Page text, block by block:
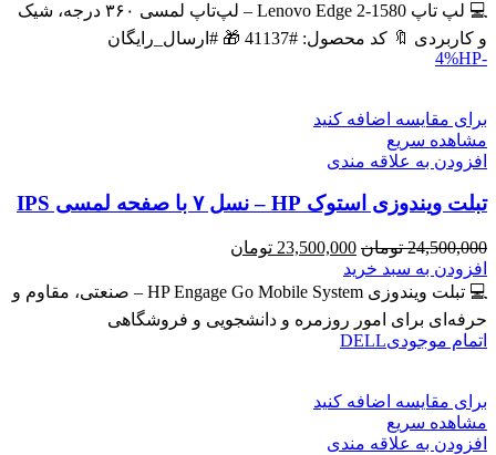
43,600,000 تومان
39,900,000 تومان
است.
💻 لپ تاپ Lenovo Edge 2-1580 – لپ‌تاپ لمسی ۳۶۰ درجه، شیک
و کاربردی 🔖 کد محصول: #41137 🎁 #ارسال_رایگان
-4%
HP
برای مقایسه اضافه کنید
مشاهده سریع
افزودن به علاقه مندی
تبلت ویندوزی استوک HP – نسل ۷ با صفحه لمسی IPS
24,500,000 تومان قیمت
اصلی
24,500,000 تومان
23,500,000 تومان
23,500,000 تومان
افزودن به سبد خرید
💻 تبلت ویندوزی HP Engage Go Mobile System – صنعتی، مقاوم و
حرفه‌ای برای امور روزمره و دانشجویی و فروشگاهی
اتمام موجودیDELL
برای مقایسه اضافه کنید
مشاهده سریع
افزودن به علاقه مندی